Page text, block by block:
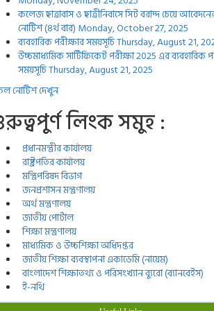
কলেজ ছাত্রাবাস ও ছাত্রীনিবাসে সিট বরাদ্দ চেয়ে
নোটিশ (৪র্থ বার) Monday, October 27, 2025
ব্যবহারিক পরীক্ষার সময়সূচিThursday, August 21,
উচ্চমাধ্যমিক সার্টিফিকেট পরীক্ষা 2025 এর ব্যবহারিক
সময়সূচিThursday, August 21, 2025
নোটিশ দেখুন
লিংক সমুহ :
প্রধানমন্ত্রীর কার্যালয়
রাষ্ট্রপতির কার্যালয়
মন্ত্রিপরিষদ বিভাগ
জনপ্রশাসন মন্ত্রণালয়
অর্থ মন্ত্রণালয়
জাতীয় পোর্টাল
শিক্ষা মন্ত্রণালয়
মাধ্যমিক ও উচ্চশিক্ষা অধিদপ্তর
জাতীয় শিক্ষা ব্যবস্থাপনা একাডেমি (নায়েম)
বাংলাদেশ শিক্ষাতথ্য ও পরিসংখ্যান ব্যুরো (ব্যানবেইস)
ই-নথি